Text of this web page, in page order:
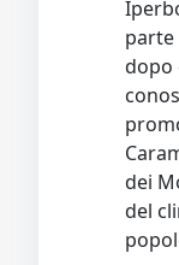
parte
dopo
dei
del